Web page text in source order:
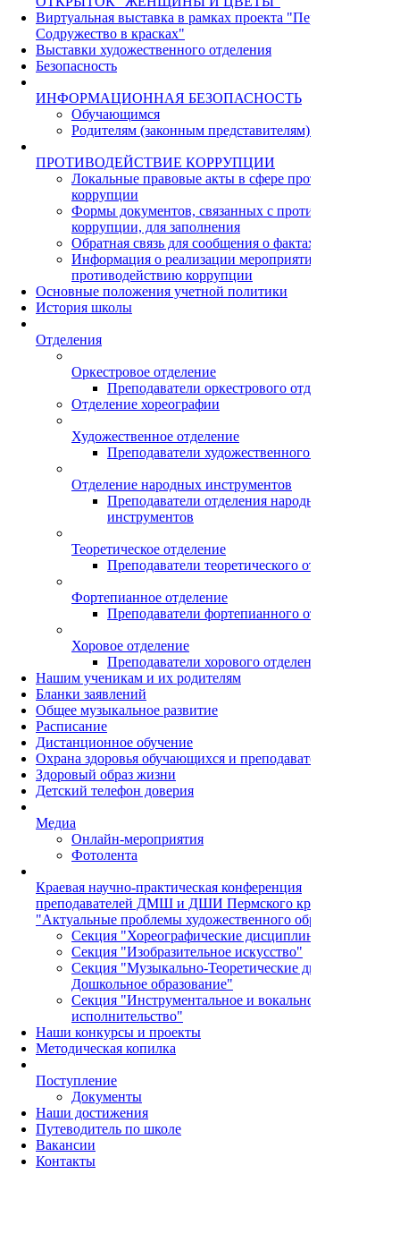
Виртуальная выставка в рамках проекта "Пермь - Циндао.
Содружество в красках"
Выставки художественного отделения
Безопасность
ИНФОРМАЦИОННАЯ БЕЗОПАСНОСТЬ
Обучающимся
Родителям (законным представителям) учащихся
ПРОТИВОДЕЙСТВИЕ КОРРУПЦИИ
Локальные правовые акты в сфере противодействия
коррупции
Формы документов, связанных с противодействием
коррупции, для заполнения
Обратная связь для сообщения о фактах коррупции
Информация о реализации мероприятий по
противодействию коррупции
Основные положения учетной политики
История школы
Отделения
Оркестровое отделение
Преподаватели оркестрового отделения
Отделение хореографии
Художественное отделение
Преподаватели художественного отделения
Отделение народных инструментов
Преподаватели отделения народных
инструментов
Теоретическое отделение
Преподаватели теоретического отделения
Фортепианное отделение
Преподаватели фортепианного отделения
Хоровое отделение
Преподаватели хорового отделения
Нашим ученикам и их родителям
Бланки заявлений
Общее музыкальное развитие
Расписание
Дистанционное обучение
Охрана здоровья обучающихся и преподавателей
Здоровый образ жизни
Детский телефон доверия
Медиа
Онлайн-мероприятия
Фотолента
Краевая научно-практическая конференция
преподавателей ДМШ и ДШИ Пермского края
"Актуальные проблемы художественного образования"
Секция "Хореографические дисциплины"
Секция "Изобразительное искусство"
Секция "Музыкально-Теоретические дисциплины и
Дошкольное образование"
Секция "Инструментальное и вокальное
исполнительство"
Наши конкурсы и проекты
Методическая копилка
Поступление
Документы
Наши достижения
Путеводитель по школе
Вакансии
Контакты